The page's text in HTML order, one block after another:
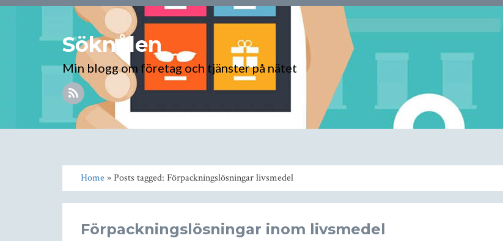
Söknålen
Min blogg om företag och tjänster på nätet
Home» Posts tagged: Förpackningslösningar livsmedel
Förpackningslösningar inom livsmedel